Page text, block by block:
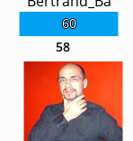
60
58